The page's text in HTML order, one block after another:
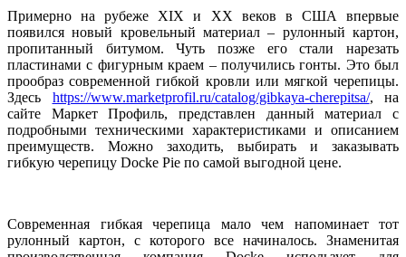
Примерно на рубеже ХIХ и ХХ веков в США впервые
появился новый кровельный материал – рулонный картон,
пропитанный битумом. Чуть позже его стали нарезать
пластинами с фигурным краем – получились гонты. Это был
прообраз современной гибкой кровли или мягкой черепицы.
Здесь https://www.marketprofil.ru/catalog/gibkaya-cherepitsa/, на
сайте Маркет Профиль, представлен данный материал с
подробными техническими характеристиками и описанием
преимуществ. Можно заходить, выбирать и заказывать
гибкую черепицу Docke Pie по самой выгодной цене.
Современная гибкая черепица мало чем напоминает тот
рулонный картон, с которого все начиналось. Знаменитая